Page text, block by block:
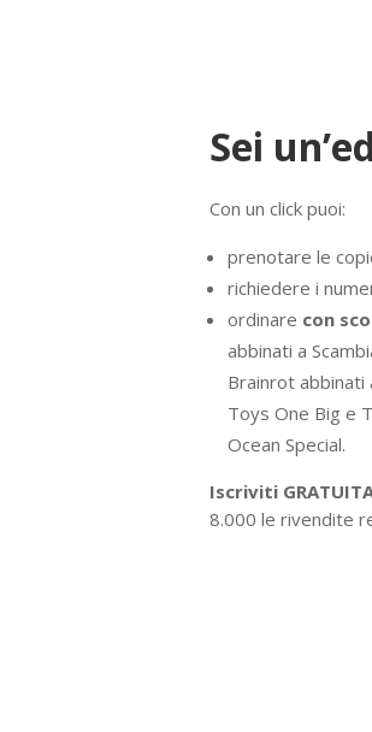
Sei
Con un click puoi:
prenotare le
richiedere i
ordinare con
abbinati a
Brainrot abbinati
Toys One Big e
Ocean Special.
Iscriviti
8.000 le rivendite